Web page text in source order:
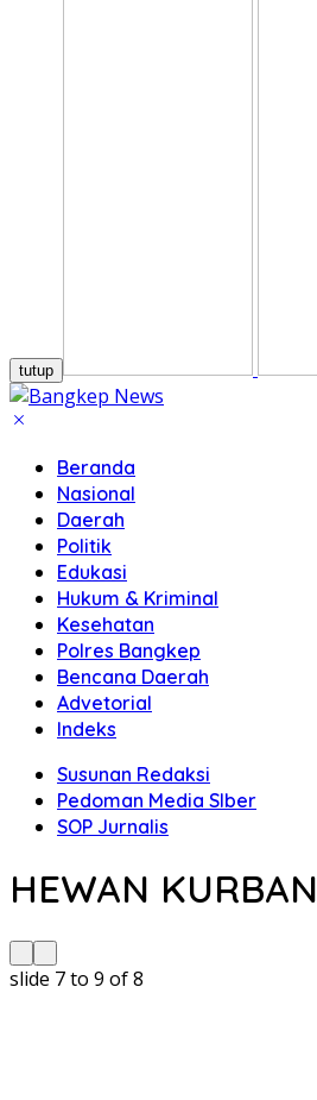
tutup
Beranda
Nasional
Daerah
Politik
Edukasi
Hukum & Kriminal
Kesehatan
Polres Bangkep
Bencana Daerah
Advetorial
Indeks
Susunan Redaksi
Pedoman Media SIber
SOP Jurnalis
HEWAN KURBAN
slide 7 to 9 of 8